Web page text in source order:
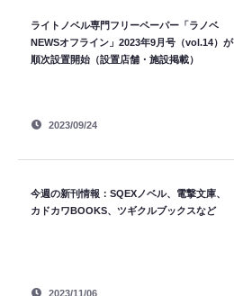
ライトノベル専門フリーペーパー「ラノベ
NEWSオフライン」2023年9月号（vol.14）が
順次設置開始（設置店舗・施設掲載）
2023/09/24
今週の新刊情報：SQEXノベル、電撃文庫、
カドカワBOOKS、ツギクルブックスなど
2023/11/06